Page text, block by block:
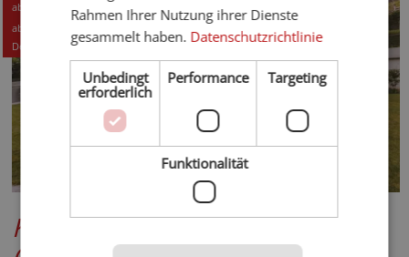
ab
ab 287,- EUR
Details +
Kohlbrenner Lodges Adults
Rahmen Ihrer Nutzung ihrer Dienste
gesammelt haben. Datenschutzrichtlinie
Unbedingt
erforderlich
Performance Targeting
Funktionalität